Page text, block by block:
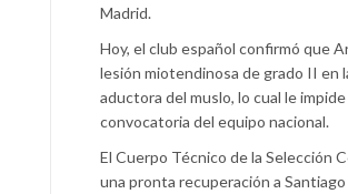
Madrid.
Hoy, el club español confirmó que
lesión miotendinosa de grado II en
aductora del muslo, lo cual le
convocatoria del equipo nacional.
El Cuerpo Técnico de la Selección
una pronta recuperación a